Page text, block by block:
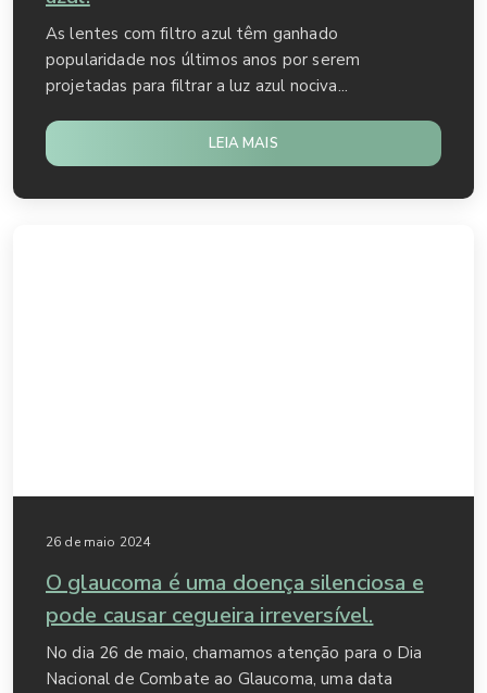
As lentes com filtro azul têm ganhado
popularidade nos últimos anos por serem
projetadas para filtrar a luz azul nociva...
LEIA MAIS
26 de maio 2024
O glaucoma é uma doença silenciosa e
pode causar cegueira irreversível.
No dia 26 de maio, chamamos atenção para o Dia
Nacional de Combate ao Glaucoma, uma data